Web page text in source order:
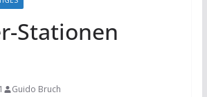
Stationen
Guido Bruch